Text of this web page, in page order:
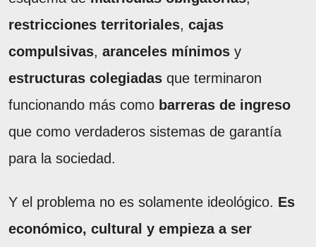
restricciones territoriales, cajas
compulsivas, aranceles mínimos y
estructuras colegiadas que terminaron
funcionando más como barreras de ingreso
que como verdaderos sistemas de garantía
para la sociedad.
Y el problema no es solamente ideológico. Es
económico, cultural y empieza a ser